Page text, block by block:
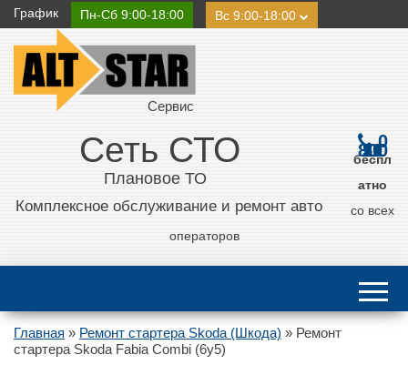
График Пн-Сб 9:00-18:00 Вс 9:00-18:00
Сервис
Сеть СТО
Плановое ТО
Комплексное обслуживание и ремонт авто
0
800 21 11 50
беспл
атно
со всех
операторов
Главная » Ремонт стартера Skoda (Шкода) » Ремонт
стартера Skoda Fabia Combi (6y5)